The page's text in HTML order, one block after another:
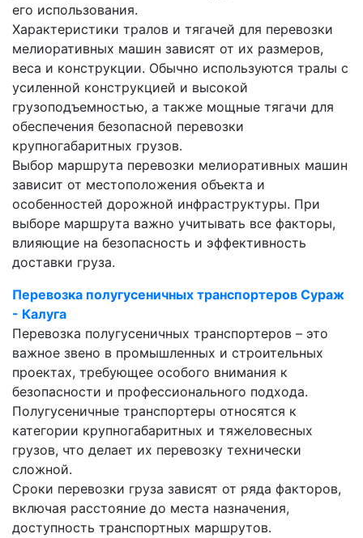
его использования.
Характеристики тралов и тягачей для перевозки
мелиоративных машин зависят от их размеров,
веса и конструкции. Обычно используются тралы с
усиленной конструкцией и высокой
грузоподъемностью, а также мощные тягачи для
обеспечения безопасной перевозки
крупногабаритных грузов.
Выбор маршрута перевозки мелиоративных машин
зависит от местоположения объекта и
особенностей дорожной инфраструктуры. При
выборе маршрута важно учитывать все факторы,
влияющие на безопасность и эффективность
доставки груза.
Перевозка полугусеничных транспортеров Сураж
- Калуга
Перевозка полугусеничных транспортеров – это
важное звено в промышленных и строительных
проектах, требующее особого внимания к
безопасности и профессионального подхода.
Полугусеничные транспортеры относятся к
категории крупногабаритных и тяжеловесных
грузов, что делает их перевозку технически
сложной.
Сроки перевозки груза зависят от ряда факторов,
включая расстояние до места назначения,
доступность транспортных маршрутов.